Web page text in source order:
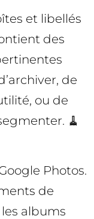
et libellés
des
de
ou de
🧹
Photos.
de
albums